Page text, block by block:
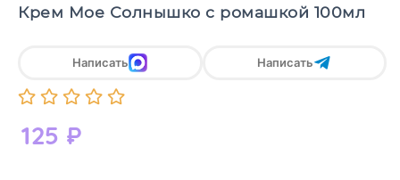
Крем Мое Солнышко с ромашкой 100мл
125 ₽
Написать Написать